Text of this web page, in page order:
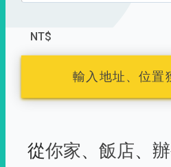
NT$
輸入地址、位置
從你家、 飯店、